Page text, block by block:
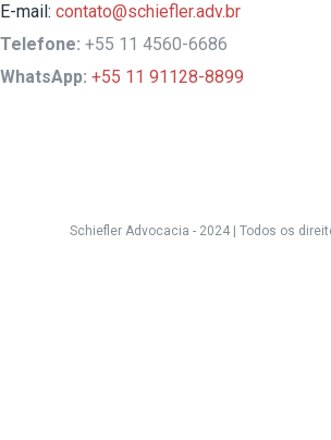
E-mail: contato@schiefler.adv.br
Telefone: +55 11 4560-6686
WhatsApp: +55 11 91128-8899
Schiefler Advocacia - 2024 | Todos os